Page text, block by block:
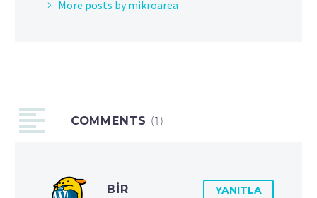
More posts by mikroarea
COMMENTS (1)
BIR YANITLA